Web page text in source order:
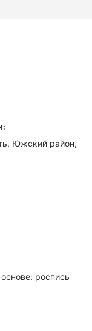
Южский район,
роспись